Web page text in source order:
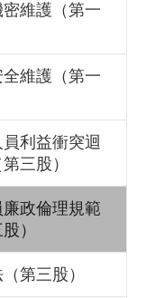
維護（第一
維護（第一
利益衝突迴
三股）
政倫理規範
）
第三股）